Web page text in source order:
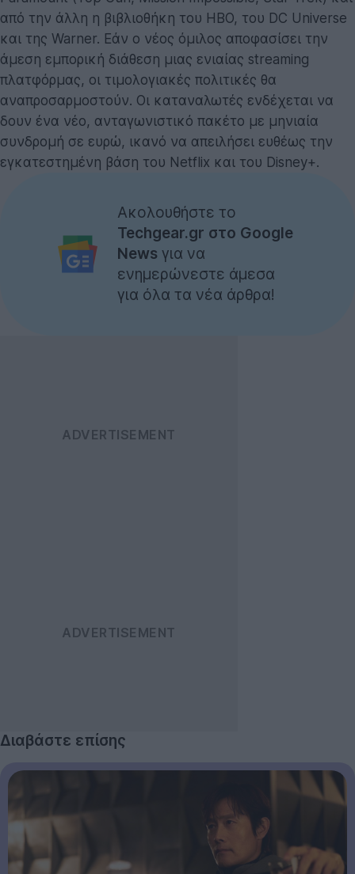
από την άλλη η βιβλιοθήκη του HBO, του DC Universe
και της Warner. Εάν ο νέος όμιλος αποφασίσει την
άμεση εμπορική διάθεση μιας ενιαίας streaming
πλατφόρμας, οι τιμολογιακές πολιτικές θα
αναπροσαρμοστούν. Οι καταναλωτές ενδέχεται να
δουν ένα νέο, ανταγωνιστικό πακέτο με μηνιαία
συνδρομή σε ευρώ, ικανό να απειλήσει ευθέως την
εγκατεστημένη βάση του Netflix και του Disney+.
Ακολουθήστε το
Techgear.gr στο Google
News για να
ενημερώνεστε άμεσα
για όλα τα νέα άρθρα!
Διαβάστε επίσης